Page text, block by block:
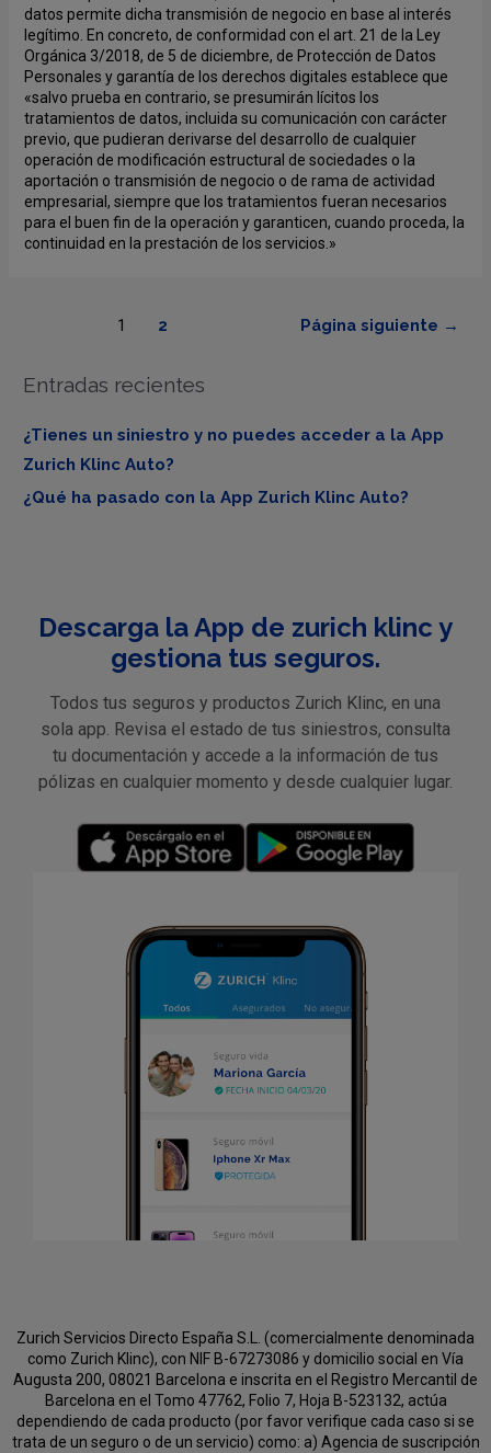
datos permite dicha transmisión de negocio en base al interés
legítimo. En concreto, de conformidad con el art. 21 de la Ley
Orgánica 3/2018, de 5 de diciembre, de Protección de Datos
Personales y garantía de los derechos digitales establece que
«salvo prueba en contrario, se presumirán lícitos los
tratamientos de datos, incluida su comunicación con carácter
previo, que pudieran derivarse del desarrollo de cualquier
operación de modificación estructural de sociedades o la
aportación o transmisión de negocio o de rama de actividad
empresarial, siempre que los tratamientos fueran necesarios
para el buen fin de la operación y garanticen, cuando proceda, la
continuidad en la prestación de los servicios.»
1 2 Página siguiente →
Entradas recientes
¿Tienes un siniestro y no puedes acceder a la App
Zurich Klinc Auto?
¿Qué ha pasado con la App Zurich Klinc Auto?
Descarga la App de zurich klinc y
gestiona tus seguros.
Todos tus seguros y productos Zurich Klinc, en una
sola app. Revisa el estado de tus siniestros, consulta
tu documentación y accede a la información de tus
pólizas en cualquier momento y desde cualquier lugar.
Zurich Servicios Directo España S.L. (comercialmente denominada
como Zurich Klinc), con NIF B-67273086 y domicilio social en Vía
Augusta 200, 08021 Barcelona e inscrita en el Registro Mercantil de
Barcelona en el Tomo 47762, Folio 7, Hoja B-523132, actúa
dependiendo de cada producto (por favor verifique cada caso si se
trata de un seguro o de un servicio) como: a) Agencia de suscripción